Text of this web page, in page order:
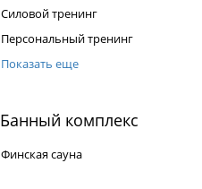
Силовой тренинг
Персональный тренинг
Показать еще
Банный комплекс
Финская сауна